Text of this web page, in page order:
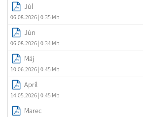
Júl
06.08.2026 | 0.35 Mb
Jún
06.08.2026 | 0.34 Mb
Máj
10.06.2026 | 0.45 Mb
Apríl
14.05.2026 | 0.45 Mb
Marec